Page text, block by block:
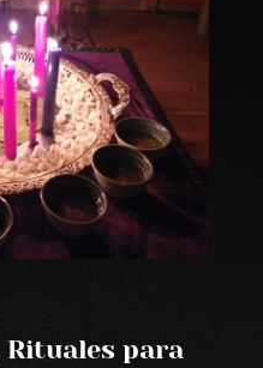
Rituales para